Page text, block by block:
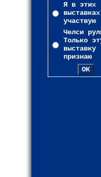
Я в этих
выставках
участвую
Челси
Только
выставку
признаю